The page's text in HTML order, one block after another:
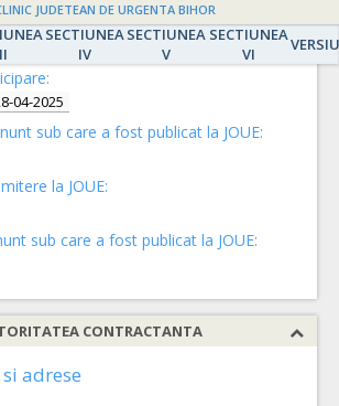
JUDETEAN DE URGENTA BIHOR
II
SECTIUNEA
IV
SECTIUNEA
V
SECTIUNEA
VI
04-2025
sub care a fost publicat la JOUE:
la JOUE:
sub care a fost publicat la JOUE:
CONTRACTANTA
adrese